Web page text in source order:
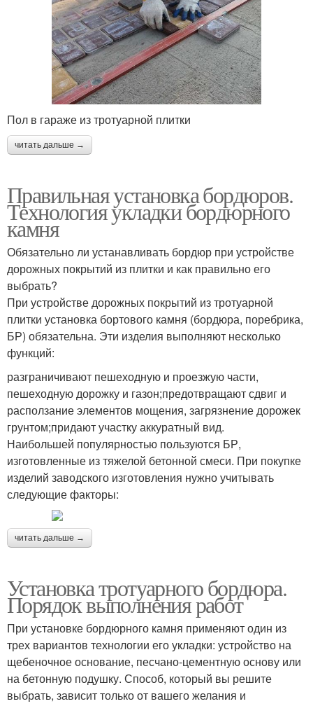
Пол в гараже из тротуарной плитки
читать дальше →
Правильная установка бордюров.
Технология укладки бордюрного
камня
Обязательно ли устанавливать бордюр при устройстве
дорожных покрытий из плитки и как правильно его
выбрать?
При устройстве дорожных покрытий из тротуарной
плитки установка бортового камня (бордюра, поребрика,
БР) обязательна. Эти изделия выполняют несколько
функций:
разграничивают пешеходную и проезжую части,
пешеходную дорожку и газон;предотвращают сдвиг и
расползание элементов мощения, загрязнение дорожек
грунтом;придают участку аккуратный вид.
Наибольшей популярностью пользуются БР,
изготовленные из тяжелой бетонной смеси. При покупке
изделий заводского изготовления нужно учитывать
следующие факторы:
читать дальше →
Установка тротуарного бордюра.
Порядок выполнения работ
При установке бордюрного камня применяют один из
трех вариантов технологии его укладки: устройство на
щебеночное основание, песчано-цементную основу или
на бетонную подушку. Способ, который вы решите
выбрать, зависит только от вашего желания и